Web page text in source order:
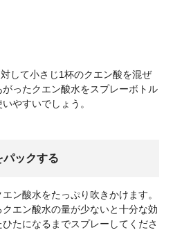
して小さじ1杯のクエン酸を混ぜ
ったクエン酸水をスプレーボトル
やすいでしょう。
パックする
ン酸水をたっぷり吹きかけます。
エン酸水の量が少ないと十分な効
たになるまでスプレーしてくださ